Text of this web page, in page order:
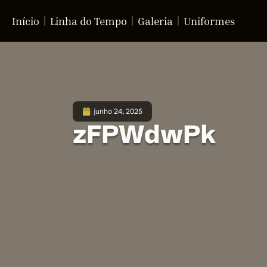
Início Linha do Tempo Galeria Uniformes
junho 24, 2025
zFPWdwPk